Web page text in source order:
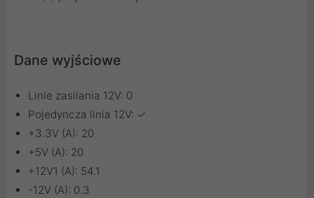
Dane wyjściowe
Linie zasilania 12V: 0
Pojedyncza linia 12V: ✓
+3.3V (A): 20
+5V (A): 20
+12V1 (A): 54.1
-12V (A): 0.3